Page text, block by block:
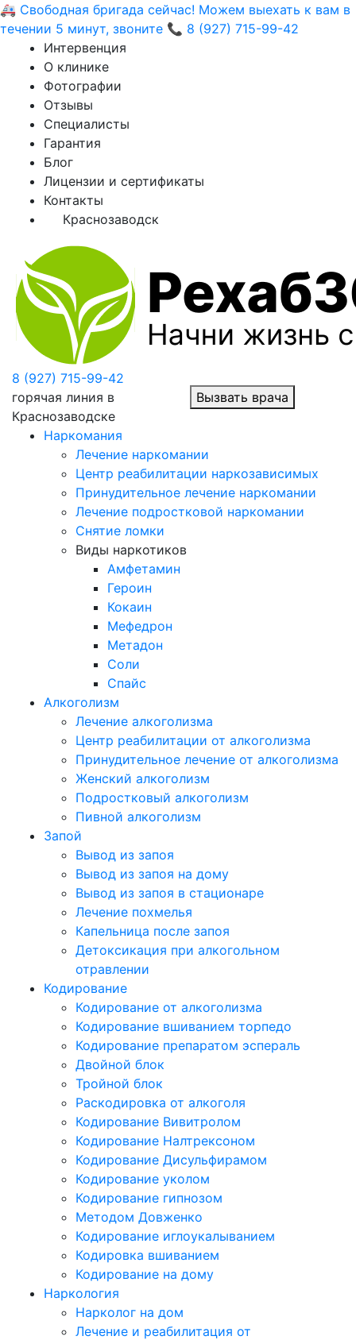
🚑 Свободная бригада сейчас! Можем выехать к вам в
течении 5 минут, звоните 📞 8 (927) 715-99-42
Интервенция
О клинике
Фотографии
Отзывы
Специалисты
Гарантия
Блог
Лицензии и сертификаты
Контакты
Краснозаводск
8 (927) 715-99-42
горячая линия в
Краснозаводске
Вызвать врача
Наркомания
Лечение наркомании
Центр реабилитации наркозависимых
Принудительное лечение наркомании
Лечение подростковой наркомании
Снятие ломки
Виды наркотиков
Амфетамин
Героин
Кокаин
Мефедрон
Метадон
Соли
Спайс
Алкоголизм
Лечение алкоголизма
Центр реабилитации от алкоголизма
Принудительное лечение от алкоголизма
Женский алкоголизм
Подростковый алкоголизм
Пивной алкоголизм
Запой
Вывод из запоя
Вывод из запоя на дому
Вывод из запоя в стационаре
Лечение похмелья
Капельница после запоя
Детоксикация при алкогольном
отравлении
Кодирование
Кодирование от алкоголизма
Кодирование вшиванием торпедо
Кодирование препаратом эспераль
Двойной блок
Тройной блок
Раскодировка от алкоголя
Кодирование Вивитролом
Кодирование Налтрексоном
Кодирование Дисульфирамом
Кодирование уколом
Кодирование гипнозом
Методом Довженко
Кодирование иглоукалыванием
Кодировка вшиванием
Кодирование на дому
Наркология
Нарколог на дом
Лечение и реабилитация от